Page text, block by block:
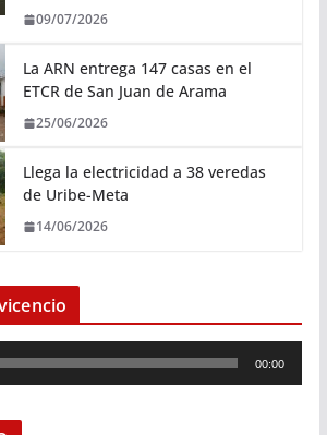
09/07/2026
La ARN entrega 147 casas en el
ETCR de San Juan de Arama
25/06/2026
Llega la electricidad a 38 veredas
de Uribe-Meta
14/06/2026
00:00